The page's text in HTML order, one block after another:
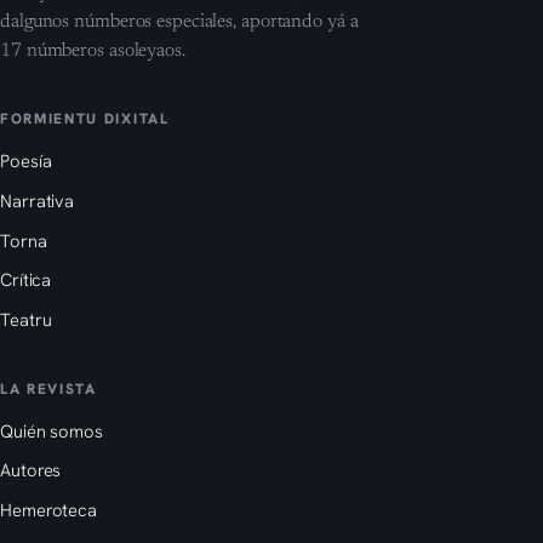
dalgunos númberos especiales, aportando yá a
17 númberos asoleyaos.
FORMIENTU DIXITAL
Poesía
Narrativa
Torna
Crítica
Teatru
LA REVISTA
Quién somos
Autores
Hemeroteca